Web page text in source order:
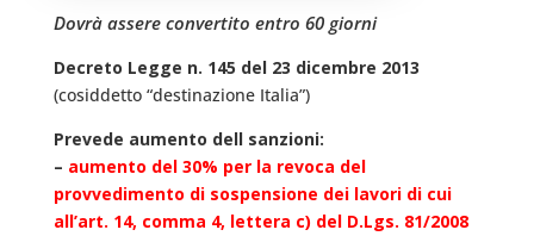
Dovrà assere convertito entro 60 giorni
Decreto Legge n. 145 del 23 dicembre 2013
(cosiddetto “destinazione Italia”)
Prevede aumento dell sanzioni:
– aumento del 30% per la revoca del
provvedimento di sospensione dei lavori di cui
all’art. 14, comma 4, lettera c) del D.Lgs. 81/2008